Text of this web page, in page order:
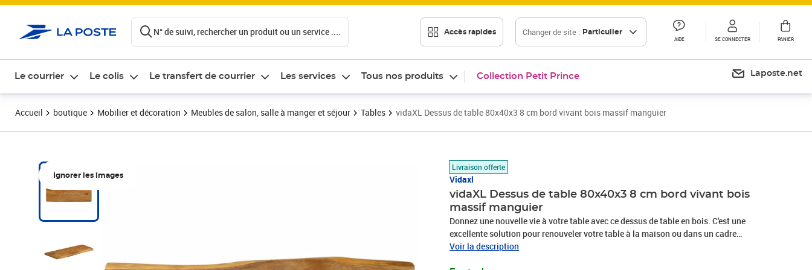
N° de suivi, rechercher un produit ou un service .... Accès rapides Changer de site : Particulier
AIDE SE CONNECTER PANIER
Le courrier Le colis Le transfert de courrier Les services Tous nos produits Collection Petit Prince Laposte.net
Accueil boutique Mobilier et décoration Meubles de salon, salle à manger et séjour Tables vidaXL Dessus de table 80x40x3 8 cm bord vivant bois massif manguier
Ignorer les images
Livraison offerte
Vidaxl
vidaXL Dessus de table 80x40x3 8 cm bord vivant bois
massif manguier
Donnez une nouvelle vie à votre table avec ce dessus de table en bois. C'est une
excellente solution pour renouveler votre table à la maison ou dans un cadre
commercial. Bois de manguier massif : le bois de manguier massif est un bois dur
Voir la description
Prix 72,10€